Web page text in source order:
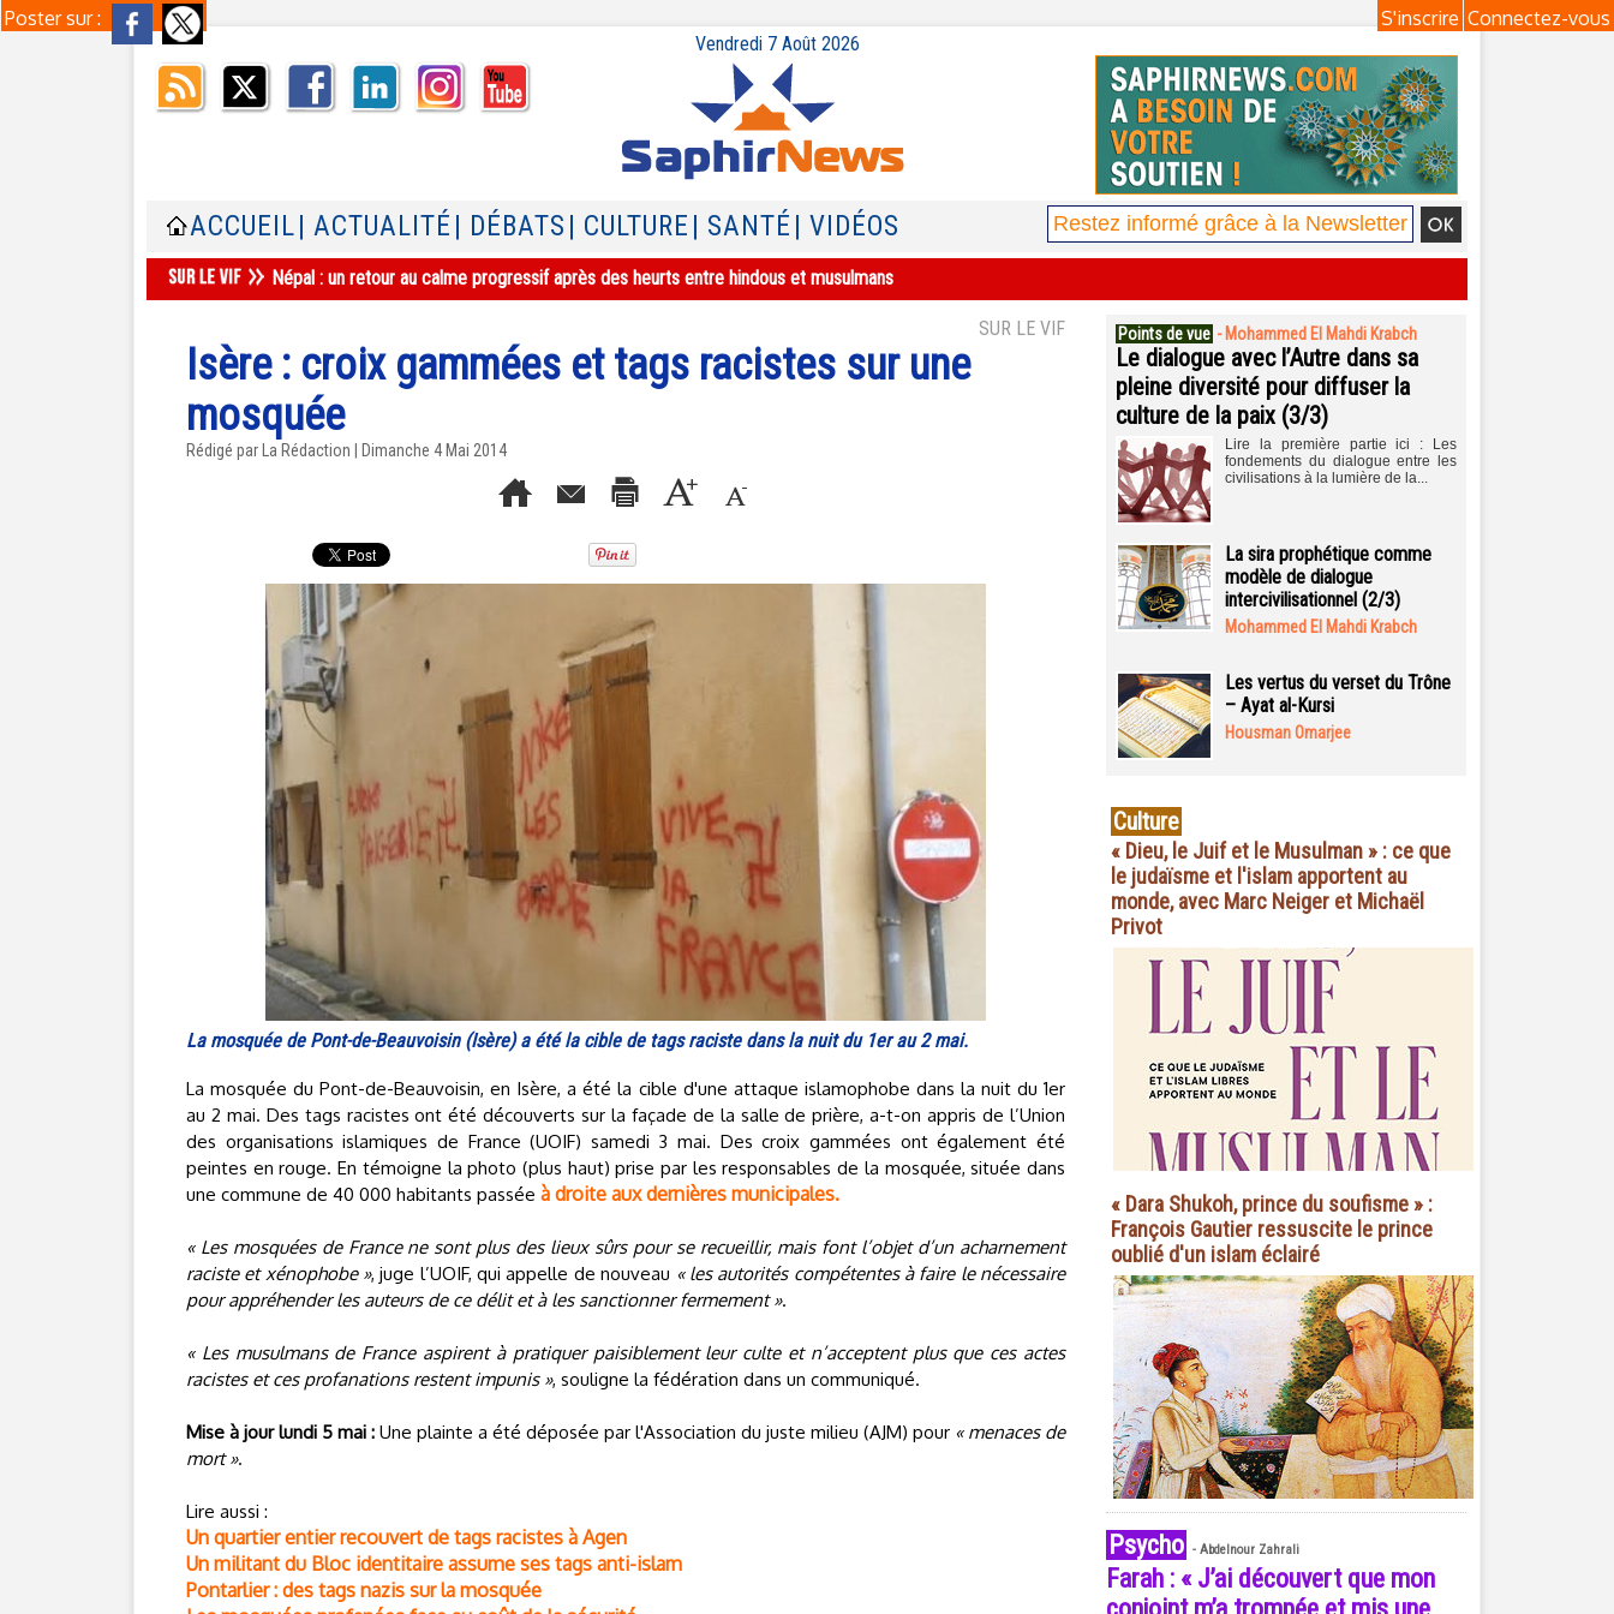
Poster sur : Connectez-vous
S'inscrire
Vendredi 7 Août 2026
ACCUEIL | ACTUALITÉ | DÉBATS | CULTURE | SANTÉ | VIDÉOS
Népal : un retour au calme progressif après des heurts entre hindous et musulmans
SUR LE VIF
Isère : croix gammées et tags racistes sur une
mosquée
Rédigé par La Rédaction | Dimanche 4 Mai 2014
La mosquée de Pont-de-Beauvoisin (Isère) a été la cible de tags raciste dans la nuit du 1er au 2 mai.
La mosquée du Pont-de-Beauvoisin, en Isère, a été la cible d'une attaque islamophobe dans la nuit du 1er
au 2 mai. Des tags racistes ont été découverts sur la façade de la salle de prière, a-t-on appris de l’Union
des organisations islamiques de France (UOIF) samedi 3 mai. Des croix gammées ont également été
peintes en rouge. En témoigne la photo (plus haut) prise par les responsables de la mosquée, située dans
une commune de 40 000 habitants passée à droite aux dernières municipales.
« Les mosquées de France ne sont plus des lieux sûrs pour se recueillir, mais font l’objet d’un acharnement
raciste et xénophobe », juge l’UOIF, qui appelle de nouveau « les autorités compétentes à faire le nécessaire
pour appréhender les auteurs de ce délit et à les sanctionner fermement ».
« Les musulmans de France aspirent à pratiquer paisiblement leur culte et n’acceptent plus que ces actes
racistes et ces profanations restent impunis », souligne la fédération dans un communiqué.
Mise à jour lundi 5 mai : Une plainte a été déposée par l'Association du juste milieu (AJM) pour « menaces de
mort ».
Lire aussi :
Un quartier entier recouvert de tags racistes à Agen
Un militant du Bloc identitaire assume ses tags anti-islam
Pontarlier : des tags nazis sur la mosquée
Points de vue - Mohammed El Mahdi Krabch
Le dialogue avec l’Autre dans sa
pleine diversité pour diffuser la
culture de la paix (3/3)
Lire la première partie ici : Les
fondements du dialogue entre les
civilisations à la lumière de la...
La sira prophétique comme
modèle de dialogue
intercivilisationnel (2/3)
Mohammed El Mahdi Krabch
Les vertus du verset du Trône
– Ayat al-Kursi
Housman Omarjee
Culture
« Dieu, le Juif et le Musulman » : ce que
le judaïsme et l'islam apportent au
monde, avec Marc Neiger et Michaël
Privot
« Dara Shukoh, prince du soufisme » :
François Gautier ressuscite le prince
oublié d'un islam éclairé
Psycho - Abdelnour Zahrali
Farah : « J’ai découvert que mon